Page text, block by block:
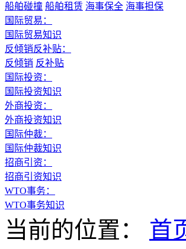
船舶碰撞 船舶租赁 海事保全 海事担保
国际贸易：
国际贸易知识
反倾销反补贴：
反倾销 反补贴
国际投资：
国际投资知识
外商投资：
外商投资知识
国际仲裁：
国际仲裁知识
招商引资：
招商引资知识
WTO事务：
WTO事务知识
当前的位置： 首